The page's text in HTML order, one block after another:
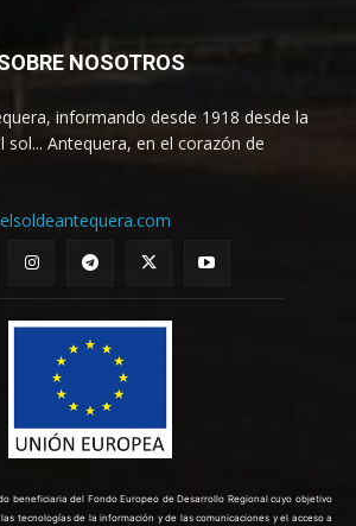
NOSOTROS
informando desde 1918 desde la
sol... Antequera, en el corazón de
beneficiaria del Fondo Europeo de Desarrollo Regional cuyo objetivo
tecnologías de la información y de las comunicaciones y el acceso a